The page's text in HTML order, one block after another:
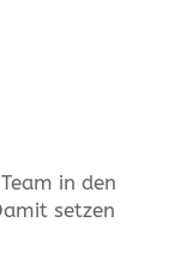
in den
setzen